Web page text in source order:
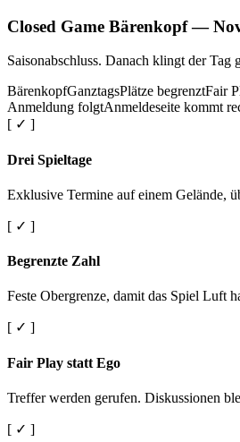
Closed Game Bärenkopf —
Saisonabschluss. Danach klingt der
BärenkopfGanztagsPlätze begrenztFair
Anmeldung folgtAnmeldeseite kommt
[ ✓ ]
Drei Spieltage
Exklusive Termine auf einem Gelände,
[ ✓ ]
Begrenzte Zahl
Feste Obergrenze, damit das Spiel Luft
[ ✓ ]
Fair Play statt Ego
Treffer werden gerufen. Diskussionen
[ ✓ ]